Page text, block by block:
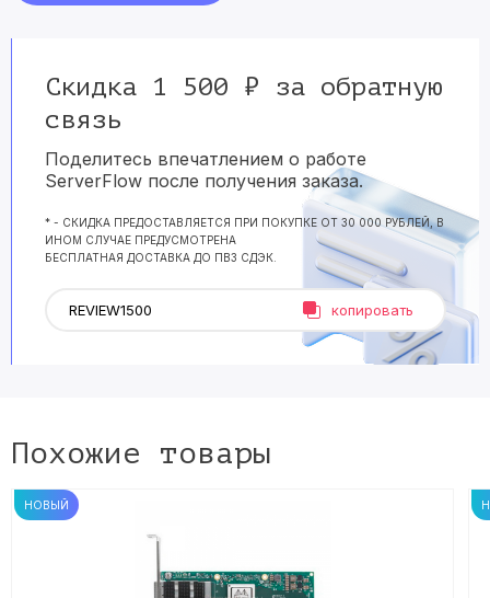
Скидка 1 500 ₽ за обратную
связь
Поделитесь впечатлением о работе
ServerFlow после получения заказа.
* - СКИДКА ПРЕДОСТАВЛЯЕТСЯ ПРИ ПОКУПКЕ ОТ 30 000 РУБЛЕЙ, В
ИНОМ СЛУЧАЕ ПРЕДУСМОТРЕНА
БЕСПЛАТНАЯ ДОСТАВКА ДО ПВЗ СДЭК.
копировать
Похожие товары
НОВЫЙ